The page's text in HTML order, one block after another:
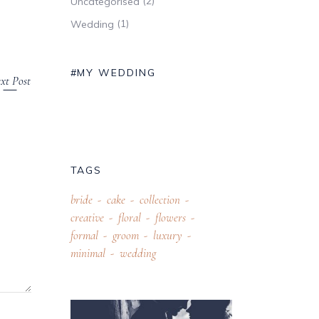
Post
Wedding (1)
#MY WEDDING
TAGS
bride cake
collection
creative
floral
flowers
formal
groom
luxury
minimal
wedding